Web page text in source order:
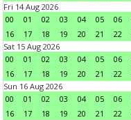
Fri 14 Aug 2026
00
01 02 03 04 05 06
16
17 18 19 20 21 22
Sat 15 Aug 2026
00
01 02 03 04 05 06
16
17 18 19 20 21 22
Sun 16 Aug 2026
00
01 02 03 04 05 06
16
17 18 19 20 21 22